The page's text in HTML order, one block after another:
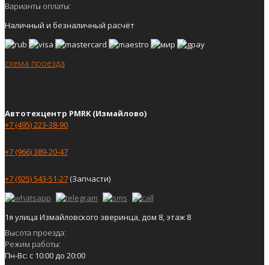
Варианты оплаты:
Наличный и безналичный расчёт
схема проезда
Автотехцентр PMRK (Измайлово)
+7 (495) 223-38-90
+7 (966) 389-20-47
+7 (925) 543-51-27(Запчасти)
1я улица Измайловского зверинца, дом 8, этаж 8
Высота проезда:
Режим работы:
Пн-Вс: с 10:00 до 20:00